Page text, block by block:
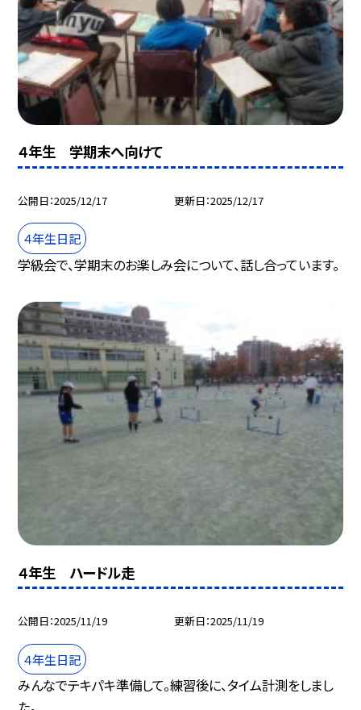
４年生 学期末へ向けて
公開日 2025/12/17 更新日 2025/12/17
４年生日記
学級会で、学期末のお楽しみ会について、話し合っています。
４年生 ハードル走
公開日 2025/11/19 更新日 2025/11/19
４年生日記
みんなでテキパキ準備して。練習後に、タイム計測をしまし